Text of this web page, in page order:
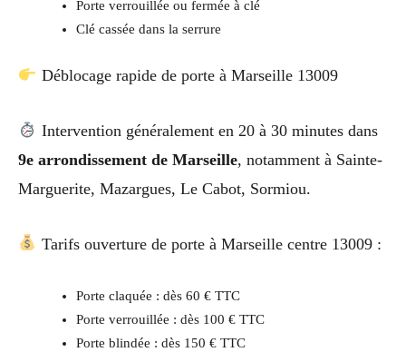
Porte verrouillée ou fermée à clé
Clé cassée dans la serrure
Déblocage rapide de porte à Marseille 13009
Intervention généralement en 20 à 30 minutes dans
9e arrondissement de Marseille, notamment à Sainte-
Marguerite, Mazargues, Le Cabot, Sormiou.
Tarifs ouverture de porte à Marseille centre 13009 :
Porte claquée : dès 60 € TTC
Porte verrouillée : dès 100 € TTC
Porte blindée : dès 150 € TTC